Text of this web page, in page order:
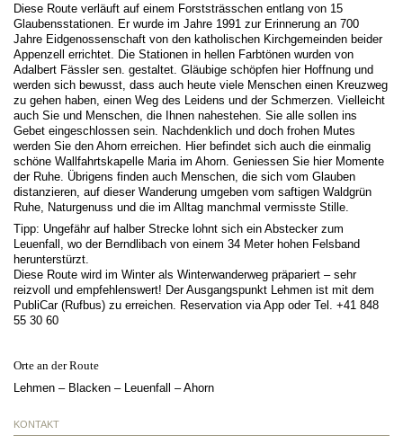
Diese Route verläuft auf einem Forststrässchen entlang von 15
Glaubensstationen. Er wurde im Jahre 1991 zur Erinnerung an 700
Jahre Eidgenossenschaft von den katholischen Kirchgemeinden beider
Appenzell errichtet. Die Stationen in hellen Farbtönen wurden von
Adalbert Fässler sen. gestaltet. Gläubige schöpfen hier Hoffnung und
werden sich bewusst, dass auch heute viele Menschen einen Kreuzweg
zu gehen haben, einen Weg des Leidens und der Schmerzen. Vielleicht
auch Sie und Menschen, die Ihnen nahestehen. Sie alle sollen ins
Gebet eingeschlossen sein. Nachdenklich und doch frohen Mutes
werden Sie den Ahorn erreichen. Hier befindet sich auch die einmalig
schöne Wallfahrtskapelle Maria im Ahorn. Geniessen Sie hier Momente
der Ruhe. Übrigens finden auch Menschen, die sich vom Glauben
distanzieren, auf dieser Wanderung umgeben vom saftigen Waldgrün
Ruhe, Naturgenuss und die im Alltag manchmal vermisste Stille.
Tipp: Ungefähr auf halber Strecke lohnt sich ein Abstecker zum
Leuenfall, wo der Berndlibach von einem 34 Meter hohen Felsband
herunterstürzt.
Diese Route wird im Winter als Winterwanderweg präpariert – sehr
reizvoll und empfehlenswert! Der Ausgangspunkt Lehmen ist mit dem
PubliCar (Rufbus) zu erreichen. Reservation via App oder Tel. +41 848
55 30 60
Orte an der Route
Lehmen – Blacken – Leuenfall – Ahorn
KONTAKT